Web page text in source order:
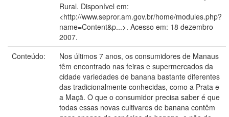
Rural. Disponível em:
<http://www.sepror.am.gov.br/home/modules.php?
name=Content&p...>. Acesso em: 18 dezembro
2007.
Conteúdo:
Nos últimos 7 anos, os consumidores de Manaus
têm encontrado nas feiras e supermercados da
cidade variedades de banana bastante diferentes
das tradicionalmente conhecidas, como a Prata e
a Maçã. O que o consumidor precisa saber é que
todas essas novas cultivares de banana contêm